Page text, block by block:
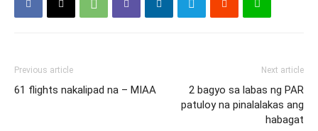
Previous article
61 flights nakalipad na – MIAA
Next article
2 bagyo sa labas ng PAR
patuloy na pinalalakas ang
habagat